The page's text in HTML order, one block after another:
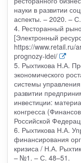
науки в развитии
аспекты. – 2020. –
4. Ресторанный
[Электронный
https://www.retail.ru/
prognozy-idei/
5. Рыхтикова Н.А.
экономического
системы
развитии
инвестиции:
конгресса
Российской
6. Рыхтикова Н.А.
финансирования
кризиса / Н.А.
– №1. – С. 48–51.